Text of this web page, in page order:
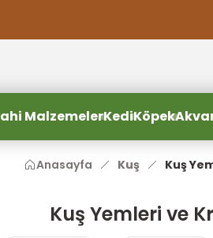
2000 TL ve Üzeri Alışverişlerde
MalzemelerKediKöpek
Anasayfa Kuş Kuş
Kuş Yemleri ve